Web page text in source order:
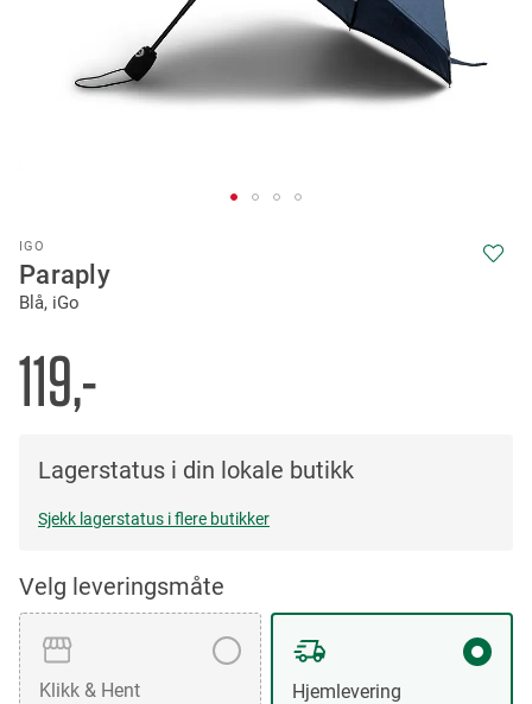
IGO
Paraply
Blå, iGo
119,-
Lagerstatus i din lokale butikk
Sjekk lagerstatus i flere butikker
Velg leveringsmåte
Klikk & Hent Hjemlevering
to
the
beginning
the
images
gallery